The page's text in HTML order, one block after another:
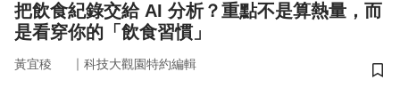
把飲食紀錄交給 AI 分析？重點不是算熱量，而
是看穿你的「飲食習慣」
黃宜稜 ｜ 科技大觀園特約編輯
儲